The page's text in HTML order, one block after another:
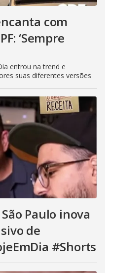
com
‘Sempre
entrou na trend e
suas diferentes versões
Paulo inova
de
#Shorts